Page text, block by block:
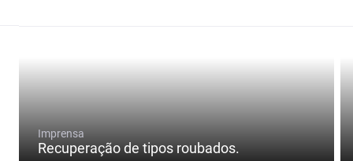
Imprensa
Recuperação de tipos roubados.